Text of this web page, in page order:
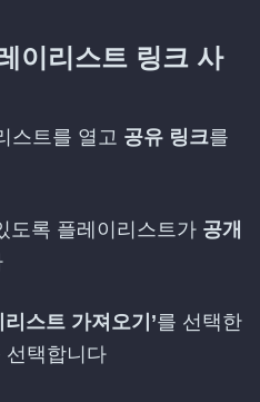
이리스트 링크 사
스트를 열고 공유 링크를
도록 플레이리스트가 공개
리스트 가져오기’를 선택한
선택합니다